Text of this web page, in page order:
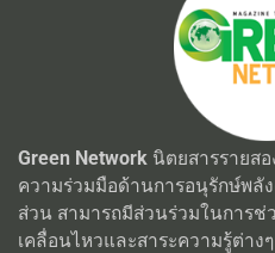
Green Network นิตยสารรายส
ความร่วมมือด้านการอนุรักษ์พลั
ส่วน สามารถมีส่วนร่วมในการช่
เคลื่อนไหวและสาระความรู้ต่าง